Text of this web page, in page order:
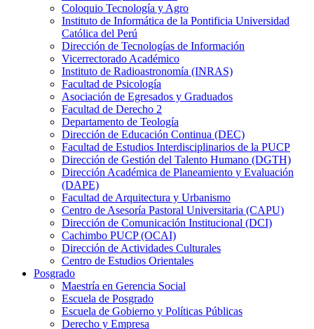
Coloquio Tecnología y Agro
Instituto de Informática de la Pontificia Universidad
Católica del Perú
Dirección de Tecnologías de Información
Vicerrectorado Académico
Instituto de Radioastronomía (INRAS)
Facultad de Psicología
Asociación de Egresados y Graduados
Facultad de Derecho 2
Departamento de Teología
Dirección de Educación Continua (DEC)
Facultad de Estudios Interdisciplinarios de la PUCP
Dirección de Gestión del Talento Humano (DGTH)
Dirección Académica de Planeamiento y Evaluación
(DAPE)
Facultad de Arquitectura y Urbanismo
Centro de Asesoría Pastoral Universitaria (CAPU)
Dirección de Comunicación Institucional (DCI)
Cachimbo PUCP (OCAI)
Dirección de Actividades Culturales
Centro de Estudios Orientales
Posgrado
Maestría en Gerencia Social
Escuela de Posgrado
Escuela de Gobierno y Políticas Públicas
Derecho y Empresa